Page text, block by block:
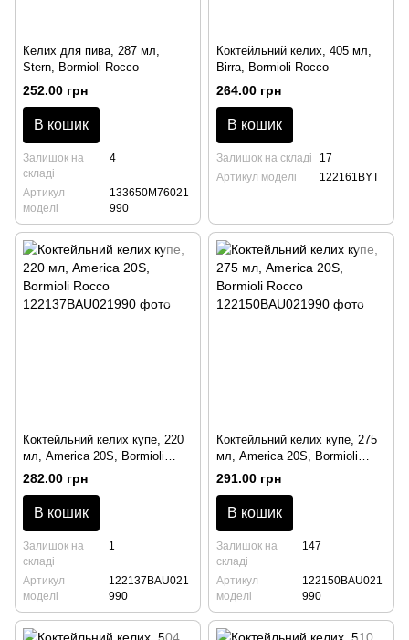
Келих для пива, 287 мл,
Stern, Bormioli Rocco
252.00 грн
В кошик
Залишок на
складі
4
Артикул
моделі
133650M76021
990
Коктейльний келих, 405 мл,
Birra, Bormioli Rocco
264.00 грн
В кошик
Залишок на складі
17
Артикул моделі
122161BYT
Коктейльний келих купе, 220
мл, America 20S, Bormioli
Rocco
282.00 грн
В кошик
Залишок на
складі
1
Артикул
моделі
122137BAU021
990
Коктейльний келих купе, 275
мл, America 20S, Bormioli
Rocco
291.00 грн
В кошик
Залишок на
складі
147
Артикул
моделі
122150BAU021
990